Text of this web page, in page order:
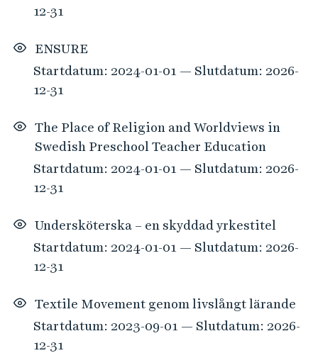
12-31
ENSURE
Startdatum: 2024-01-01 — Slutdatum: 2026-
12-31
The Place of Religion and Worldviews in
Swedish Preschool Teacher Education
Startdatum: 2024-01-01 — Slutdatum: 2026-
12-31
Undersköterska – en skyddad yrkestitel
Startdatum: 2024-01-01 — Slutdatum: 2026-
12-31
Textile Movement genom livslångt lärande
Startdatum: 2023-09-01 — Slutdatum: 2026-
12-31